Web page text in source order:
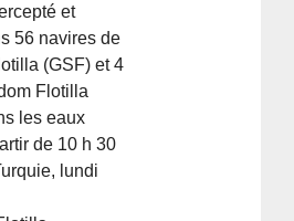
et
56 navires de
(GSF) et 4
Flotilla
les eaux
de 10 h 30
lundi